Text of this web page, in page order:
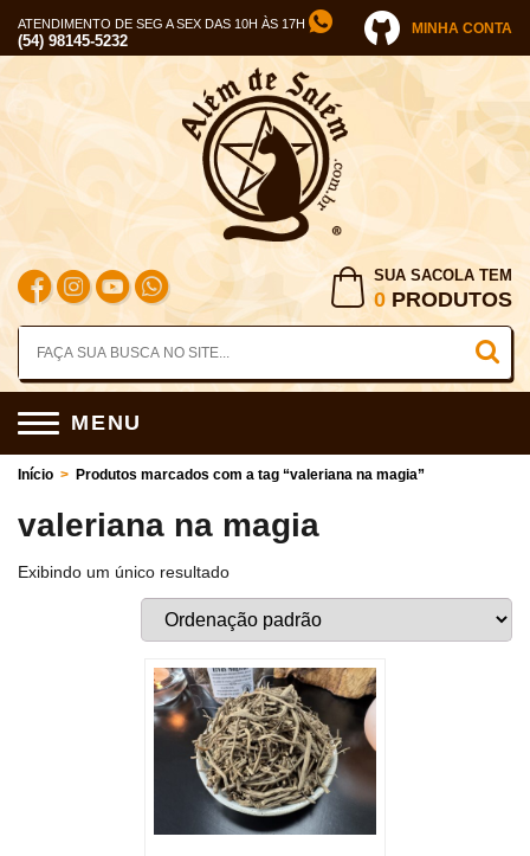
ATENDIMENTO DE SEG A SEX DAS 10H ÀS 17H
(54) 98145-5232
MINHA CONTA
SUA SACOLA TEM
0 PRODUTOS
MENU
Início > Produtos marcados com a tag “valeriana na magia”
valeriana na magia
Exibindo um único resultado